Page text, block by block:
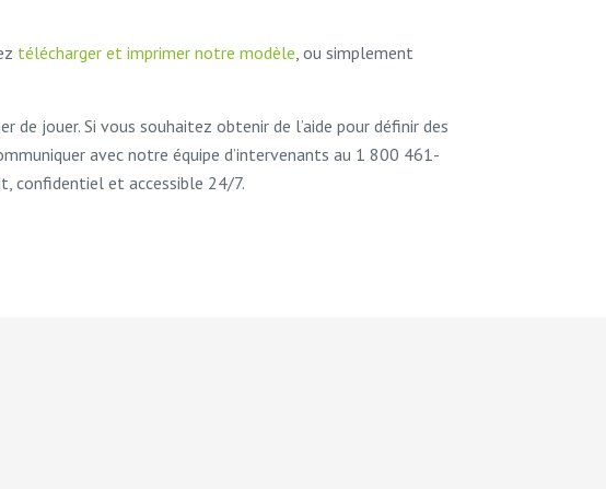
télécharger et imprimer notre modèle, ou simplement
de jouer. Si vous souhaitez obtenir de l’aide pour définir des
avec notre équipe d’intervenants au 1 800 461-
confidentiel et accessible 24/7.